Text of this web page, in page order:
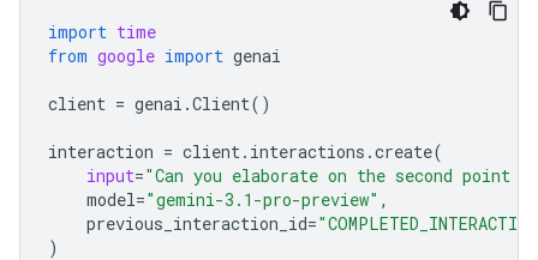
import time
from google import genai
client = genai .Client()
interaction = client. interactions .create(
input="Can you elaborate on the second point
model="gemini-3.1-pro-preview" ,
previous_interaction_id=
)